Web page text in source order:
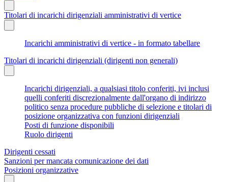
Titolari di incarichi dirigenziali amministrativi di vertice
Incarichi amministrativi di vertice - in formato tabellare
Titolari di incarichi dirigenziali (dirigenti non generali)
Incarichi dirigenziali, a qualsiasi titolo conferiti, ivi inclusi
quelli conferiti discrezionalmente dall'organo di indirizzo
politico senza procedure pubbliche di selezione e titolari di
posizione organizzativa con funzioni dirigenziali
Posti di funzione disponibili
Ruolo dirigenti
Dirigenti cessati
Sanzioni per mancata comunicazione dei dati
Posizioni organizzative